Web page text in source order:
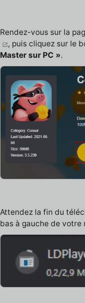
Rendez-vous sur la
, puis cliquez sur le
Master sur PC ».
Attendez la fin du
bas à gauche de votre